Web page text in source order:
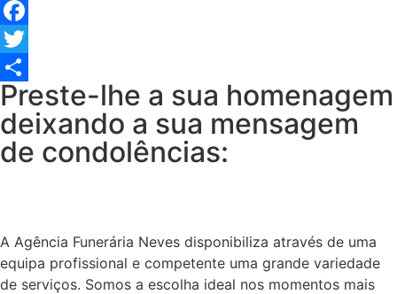
Facebook
Twitter
Share
Preste-lhe a sua homenagem
deixando a sua mensagem
de condolências:
A Agência Funerária Neves disponibiliza através de uma
equipa profissional e competente uma grande variedade
de serviços. Somos a escolha ideal nos momentos mais